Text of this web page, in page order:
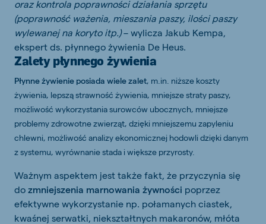
oraz kontrola poprawności działania sprzętu
(poprawność ważenia, mieszania paszy, ilości paszy
wylewanej na koryto itp.)– wylicza Jakub Kempa,
ekspert ds. płynnego żywienia De Heus.
Zalety płynnego żywienia
Płynne żywienie posiada wiele zalet, m.in. niższe koszty
żywienia, lepszą strawność żywienia, mniejsze straty paszy,
możliwość wykorzystania surowców ubocznych, mniejsze
problemy zdrowotne zwierząt, dzięki mniejszemu zapyleniu
chlewni, możliwość analizy ekonomicznej hodowli dzięki danym
z systemu, wyrównanie stada i większe przyrosty.
Ważnym aspektem jest także fakt, że przyczynia się
do zmniejszenia marnowania żywności poprzez
efektywne wykorzystanie np. połamanych ciastek,
kwaśnej serwatki, niekształtnych makaronów, młóta